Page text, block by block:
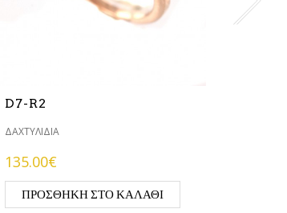
D7-R2
ΔΑΧΤΥΛΊΔΙΑ
135.00€
ΠΡΟΣΘΉΚΗ ΣΤΟ ΚΑΛΆΘΙ
D8-R1